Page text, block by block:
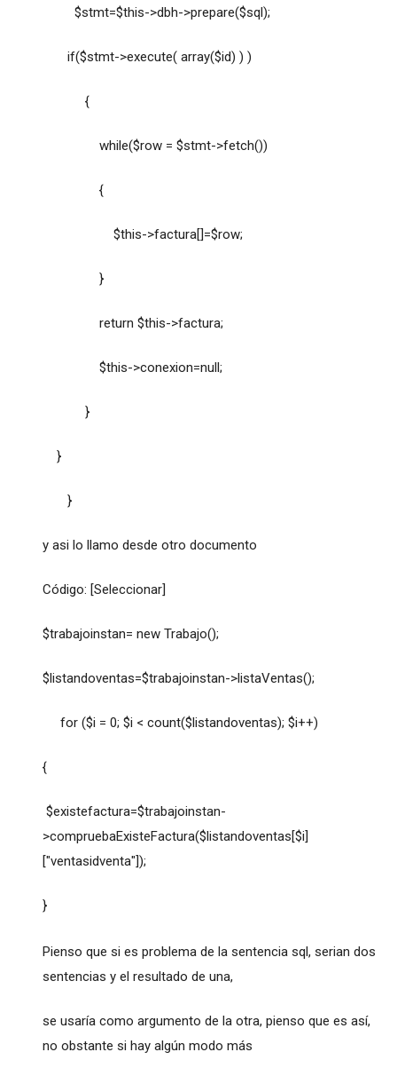
$stmt=$this->dbh->prepare($sql);
if($stmt->execute( array($id) ) )
{
while($row = $stmt->fetch())
{
$this->factura[]=$row;
}
return $this->factura;
$this->conexion=null;
}
}
}
y asi lo llamo desde otro documento
Código: [Seleccionar]
$trabajoinstan= new Trabajo();
$listandoventas=$trabajoinstan->listaVentas();
for ($i = 0; $i < count($listandoventas); $i++)
{
$existefactura=$trabajoinstan-
>compruebaExisteFactura($listandoventas[$i]
["ventasidventa"]);
}
Pienso que si es problema de la sentencia sql, serian dos
sentencias y el resultado de una,
se usaría como argumento de la otra, pienso que es así,
no obstante si hay algún modo más